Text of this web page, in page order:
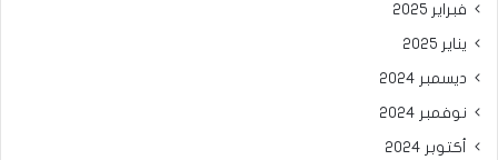
فبراير 2025
يناير 2025
ديسمبر 2024
نوفمبر 2024
أكتوبر 2024